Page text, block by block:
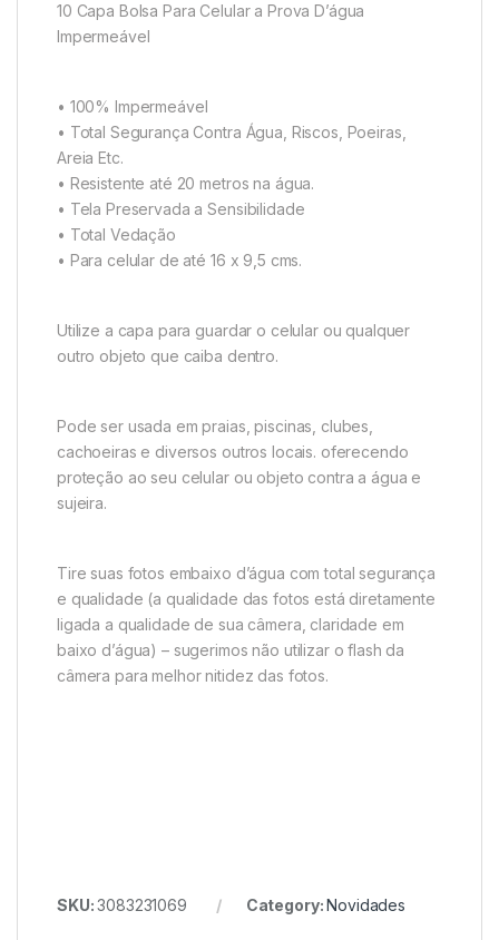
10 Capa Bolsa Para Celular a Prova D’água
Impermeável
• 100% Impermeável
• Total Segurança Contra Água, Riscos, Poeiras,
Areia Etc.
• Resistente até 20 metros na água.
• Tela Preservada a Sensibilidade
• Total Vedação
• Para celular de até 16 x 9,5 cms.
Utilize a capa para guardar o celular ou qualquer
outro objeto que caiba dentro.
Pode ser usada em praias, piscinas, clubes,
cachoeiras e diversos outros locais. oferecendo
proteção ao seu celular ou objeto contra a água e
sujeira.
Tire suas fotos embaixo d’água com total segurança
e qualidade (a qualidade das fotos está diretamente
ligada a qualidade de sua câmera, claridade em
baixo d’água) – sugerimos não utilizar o flash da
câmera para melhor nitidez das fotos.
SKU:3083231069 Category:Novidades